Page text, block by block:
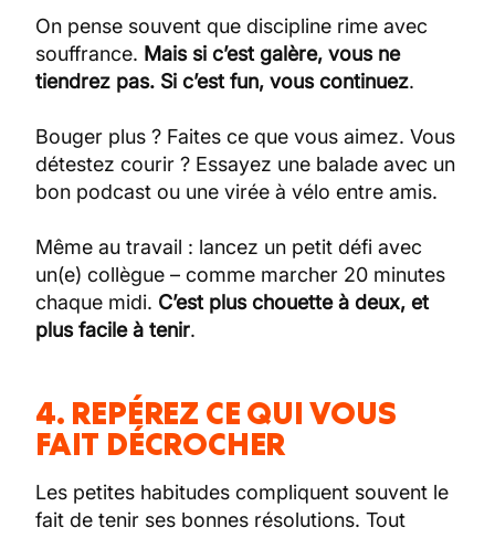
On pense souvent que discipline rime avec
souffrance. Mais si c’est galère, vous ne
tiendrez pas. Si c’est fun, vous continuez.
Bouger plus ? Faites ce que vous aimez. Vous
détestez courir ? Essayez une balade avec un
bon podcast ou une virée à vélo entre amis.
Même au travail : lancez un petit défi avec
un(e) collègue – comme marcher 20 minutes
chaque midi. C’est plus chouette à deux, et
plus facile à tenir.
4. REPÉREZ CE QUI VOUS
FAIT DÉCROCHER
Les petites habitudes compliquent souvent le
fait de tenir ses bonnes résolutions. Tout